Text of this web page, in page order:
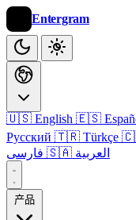
Entergram
🇺🇸 English 🇪🇸
Русский 🇹🇷 Türkçe
🇸🇦 العربية
产品